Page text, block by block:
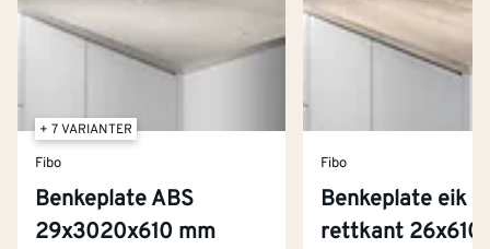
+ 7 VARIANTER
Fibo
Benkeplate ABS
29x3020x610 mm
Fibo
Benkeplate eik
rettkant